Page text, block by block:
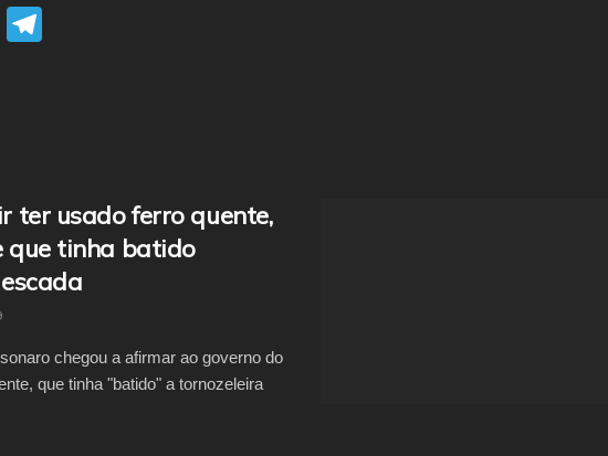
W
p
m
ter usado ferro quente,
que tinha batido
chegou a afirmar ao governo do
que tinha "batido" a tornozeleira